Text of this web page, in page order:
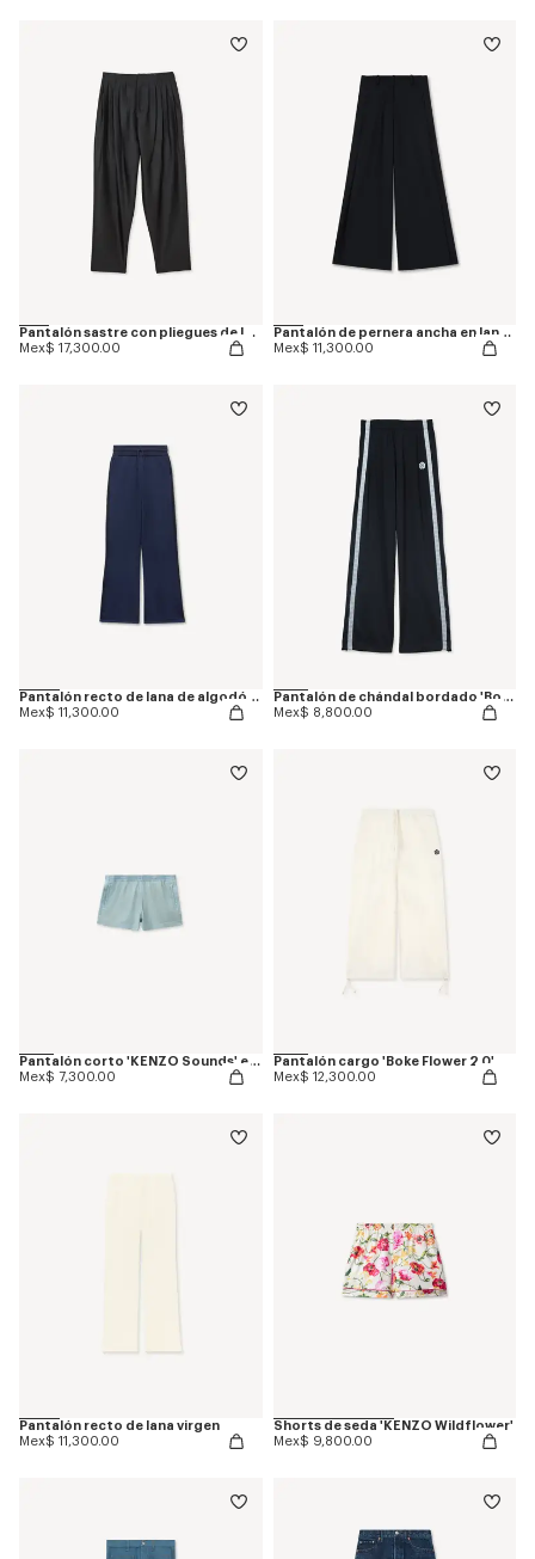
Pantalón sastre con pliegues de lana virgen y seda
Mex$ 17,300.00
Pantalón de pernera ancha en lana virgen
Mex$ 11,300.00
Pantalón recto de lana de algodón 'KENZO Signature'
Mex$ 11,300.00
Pantalón de chándal bordado 'Boke Flower 2.0'
Mex$ 8,800.00
Pantalón corto 'KENZO Sounds' en cambray lavado
Mex$ 7,300.00
Pantalón cargo 'Boke Flower 2.0'
Mex$ 12,300.00
Pantalón recto de lana virgen
Mex$ 11,300.00
Shorts de seda 'KENZO Wildflower'
Mex$ 9,800.00